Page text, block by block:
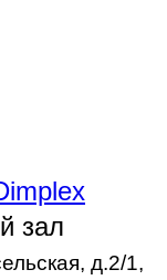
зал
д.2/1,